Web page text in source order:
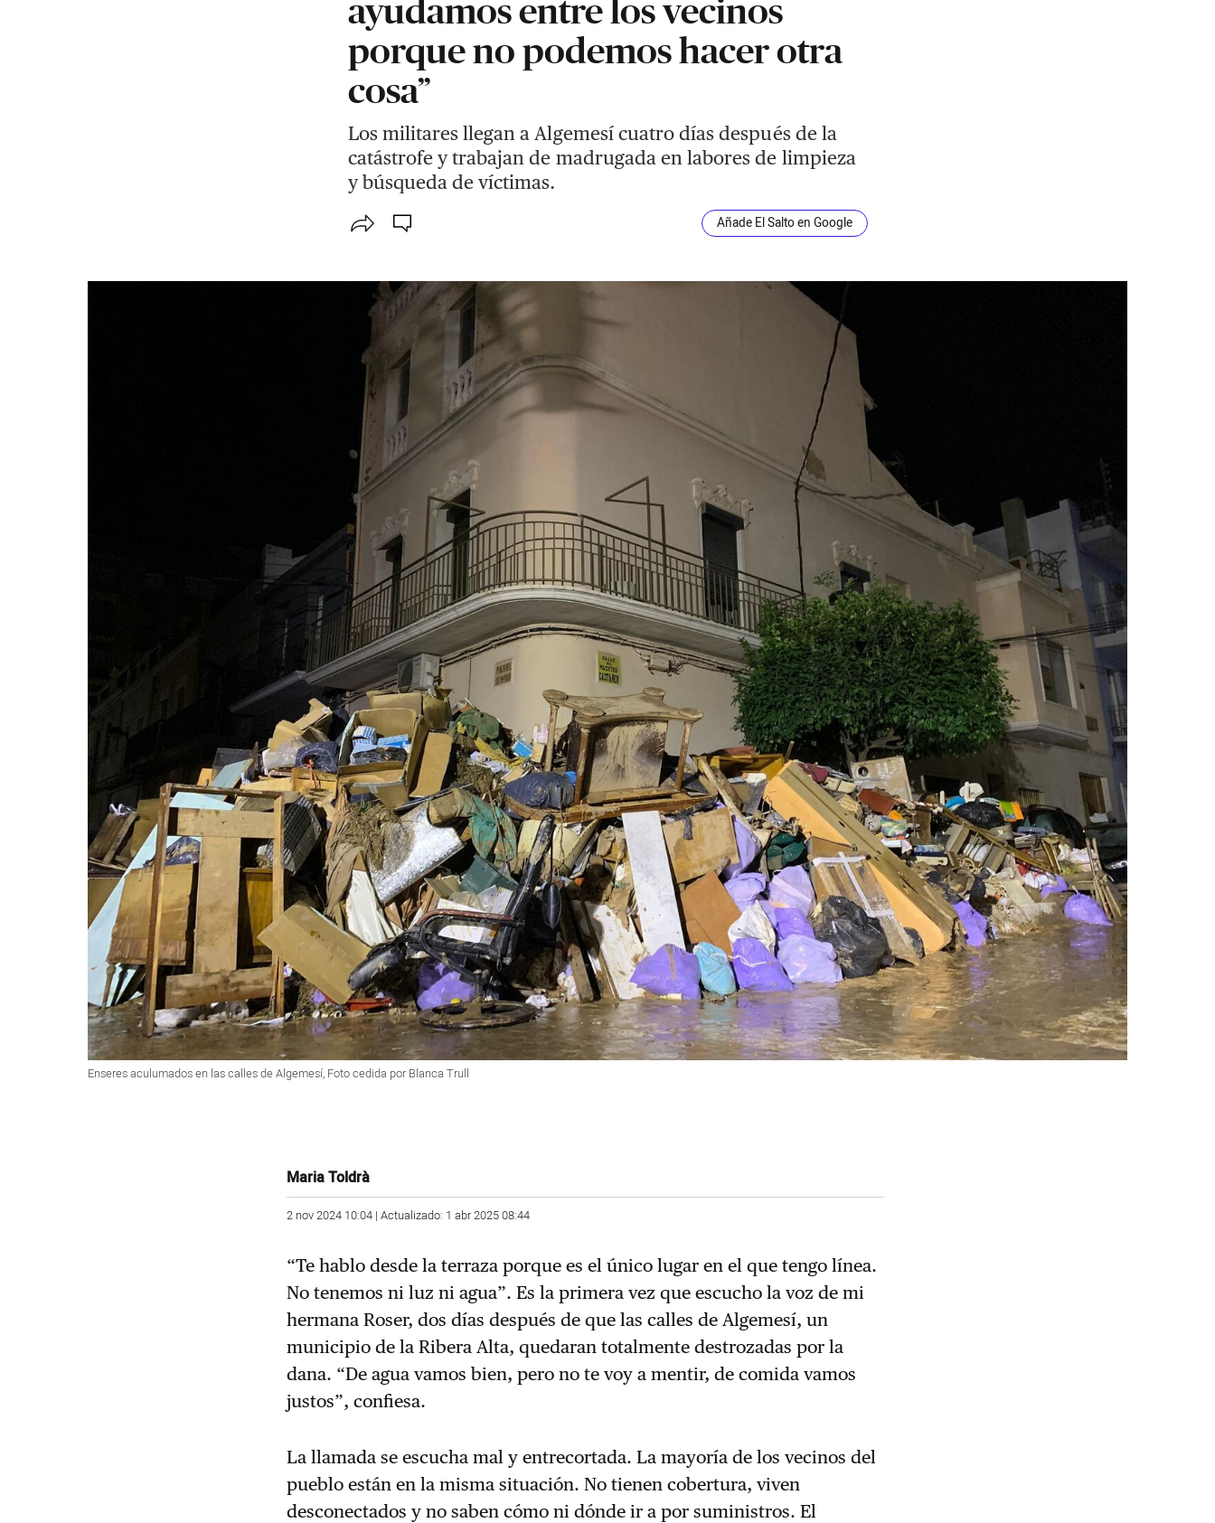
ayudamos entre los vecinos
porque no podemos hacer otra
cosa”
Los militares llegan a Algemesí cuatro días después de la
catástrofe y trabajan de madrugada en labores de limpieza
y búsqueda de víctimas.
Añade El Salto en Google
Enseres aculumados en las calles de Algemesí, Foto cedida por Blanca Trull
Maria Toldrà
2 nov 2024 10:04 | Actualizado: 1 abr 2025 08:44
“Te hablo desde la terraza porque es el único lugar en el que tengo línea.
No tenemos ni luz ni agua”. Es la primera vez que escucho la voz de mi
hermana Roser, dos días después de que las calles de Algemesí, un
municipio de la Ribera Alta, quedaran totalmente destrozadas por la
dana. “De agua vamos bien, pero no te voy a mentir, de comida vamos
justos”, confiesa.
La llamada se escucha mal y entrecortada. La mayoría de los vecinos del
pueblo están en la misma situación. No tienen cobertura, viven
desconectados y no saben cómo ni dónde ir a por suministros. El